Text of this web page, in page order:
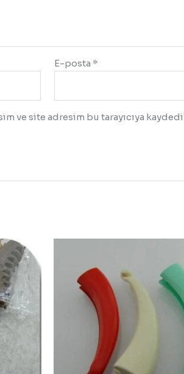
E-posta *
ve site adresim bu tarayıcıya